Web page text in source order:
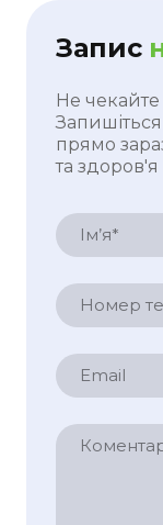
Запис
Не
прямо
та